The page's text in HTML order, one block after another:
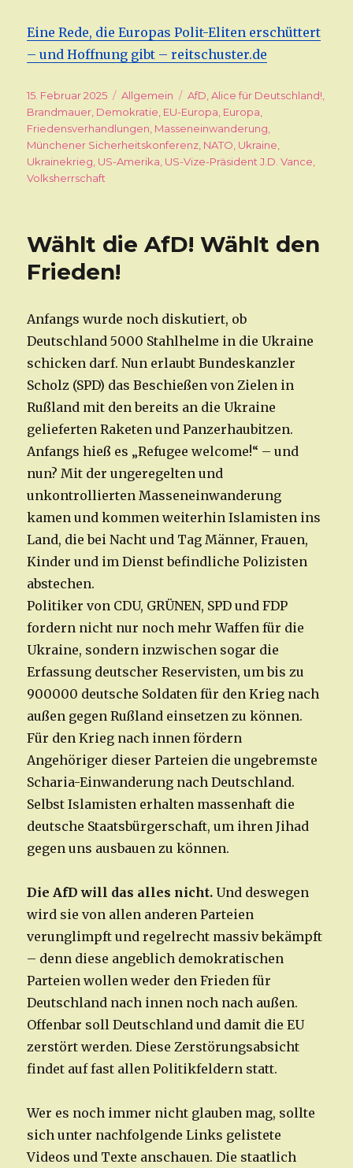
Eine Rede, die Europas Polit-Eliten erschüttert
– und Hoffnung gibt – reitschuster.de
Veröffentlicht
am
15. Februar 2025 Kategorien
Allgemein Schlagwörter
AfD,Alice für Deutschland!,
Brandmauer, Demokratie, EU-Europa, Europa,
Friedensverhandlungen, Masseneinwanderung,
Münchener Sicherheitskonferenz, NATO, Ukraine,
Ukrainekrieg, US-Amerika, US-Vize-Präsident J.D. Vance,
Volksherrschaft
Wählt die AfD! Wählt den
Frieden!
Anfangs wurde noch diskutiert, ob
Deutschland 5000 Stahlhelme in die Ukraine
schicken darf. Nun erlaubt Bundeskanzler
Scholz (SPD) das Beschießen von Zielen in
Rußland mit den bereits an die Ukraine
gelieferten Raketen und Panzerhaubitzen.
Anfangs hieß es „Refugee welcome!“ – und
nun? Mit der ungeregelten und
unkontrollierten Masseneinwanderung
kamen und kommen weiterhin Islamisten ins
Land, die bei Nacht und Tag Männer, Frauen,
Kinder und im Dienst befindliche Polizisten
abstechen.
Politiker von CDU, GRÜNEN, SPD und FDP
fordern nicht nur noch mehr Waffen für die
Ukraine, sondern inzwischen sogar die
Erfassung deutscher Reservisten, um bis zu
900000 deutsche Soldaten für den Krieg nach
außen gegen Rußland einsetzen zu können.
Für den Krieg nach innen fördern
Angehöriger dieser Parteien die ungebremste
Scharia-Einwanderung nach Deutschland.
Selbst Islamisten erhalten massenhaft die
deutsche Staatsbürgerschaft, um ihren Jihad
gegen uns ausbauen zu können.
Die AfD will das alles nicht. Und deswegen
wird sie von allen anderen Parteien
verunglimpft und regelrecht massiv bekämpft
– denn diese angeblich demokratischen
Parteien wollen weder den Frieden für
Deutschland nach innen noch nach außen.
Offenbar soll Deutschland und damit die EU
zerstört werden. Diese Zerstörungsabsicht
findet auf fast allen Politikfeldern statt.
Wer es noch immer nicht glauben mag, sollte
sich unter nachfolgende Links gelistete
Videos und Texte anschauen. Die staatlich